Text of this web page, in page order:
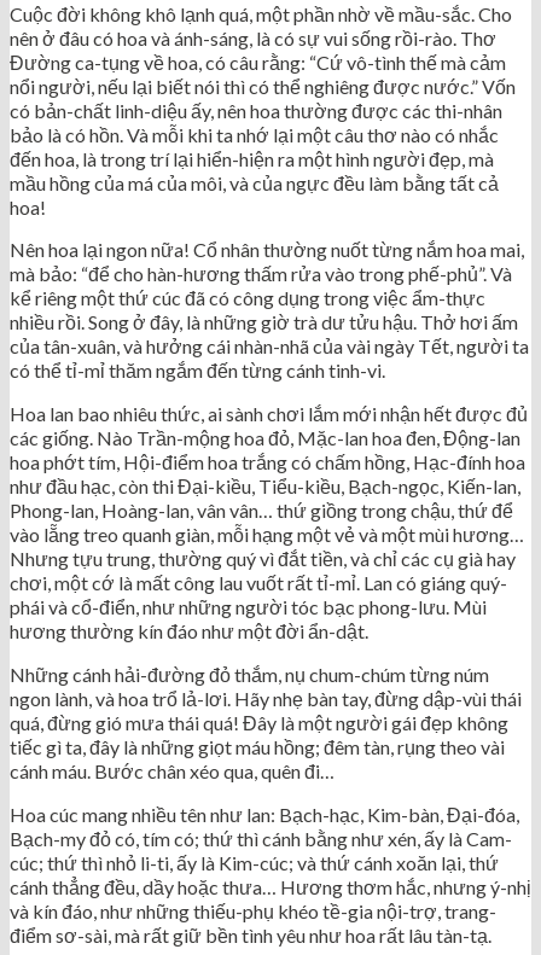
Cuộc đời không khô lạnh quá, một phần nhờ về mầu-sắc. Cho
nên ở đâu có hoa và ánh-sáng, là có sự vui sống rồi-rào. Thơ
Đường ca-tụng về hoa, có câu rằng: “Cứ vô-tình thế mà cảm
nổi người, nếu lại biết nói thì có thể nghiêng được nước.” Vốn
có bản-chất linh-diệu ấy, nên hoa thường được các thi-nhân
bảo là có hồn. Và mỗi khi ta nhớ lại một câu thơ nào có nhắc
đến hoa, là trong trí lại hiển-hiện ra một hình người đẹp, mà
mầu hồng của má của môi, và của ngực đều làm bằng tất cả
hoa!
Nên hoa lại ngon nữa! Cổ nhân thường nuốt từng nắm hoa mai,
mà bảo: “để cho hàn-hương thấm rửa vào trong phế-phủ”. Và
kể riêng một thứ cúc đã có công dụng trong việc ẩm-thực
nhiều rồi. Song ở đây, là những giờ trà dư tửu hậu. Thở hơi ấm
của tân-xuân, và hưởng cái nhàn-nhã của vài ngày Tết, người ta
có thể tỉ-mỉ thăm ngắm đến từng cánh tinh-vi.
Hoa lan bao nhiêu thức, ai sành chơi lắm mới nhận hết được đủ
các giống. Nào Trần-mộng hoa đỏ, Mặc-lan hoa đen, Động-lan
hoa phớt tím, Hội-điểm hoa trắng có chấm hồng, Hạc-đính hoa
như đầu hạc, còn thi Đại-kiều, Tiểu-kiều, Bạch-ngọc, Kiến-lan,
Phong-lan, Hoàng-lan, vân vân… thứ giồng trong chậu, thứ để
vào lẵng treo quanh giàn, mỗi hạng một vẻ và một mùi hương…
Nhưng tựu trung, thường quý vì đắt tiền, và chỉ các cụ già hay
chơi, một cớ là mất công lau vuốt rất tỉ-mỉ. Lan có giáng quý-
phái và cổ-điển, như những người tóc bạc phong-lưu. Mùi
hương thường kín đáo như một đời ẩn-dật.
Những cánh hải-đường đỏ thắm, nụ chum-chúm từng núm
ngon lành, và hoa trổ lả-lơi. Hãy nhẹ bàn tay, đừng dập-vùi thái
quá, đừng gió mưa thái quá! Đây là một người gái đẹp không
tiếc gì ta, đây là những giọt máu hồng; đêm tàn, rụng theo vài
cánh máu. Bước chân xéo qua, quên đi…
Hoa cúc mang nhiều tên như lan: Bạch-hạc, Kim-bàn, Đại-đóa,
Bạch-my đỏ có, tím có; thứ thì cánh bằng như xén, ấy là Cam-
cúc; thứ thì nhỏ li-ti, ấy là Kim-cúc; và thứ cánh xoăn lại, thứ
cánh thẳng đều, dầy hoặc thưa… Hương thơm hắc, nhưng ý-nhị
và kín đáo, như những thiếu-phụ khéo tề-gia nội-trợ, trang-
điểm sơ-sài, mà rất giữ bền tình yêu như hoa rất lâu tàn-tạ.